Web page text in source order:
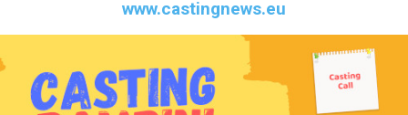
www.castingnews.eu